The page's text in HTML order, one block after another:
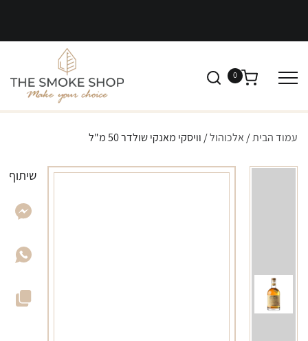
0
עמוד הבית/ אלכוהול/ וויסקי מאנקי שולדר 50 מ"ל
שיתוף